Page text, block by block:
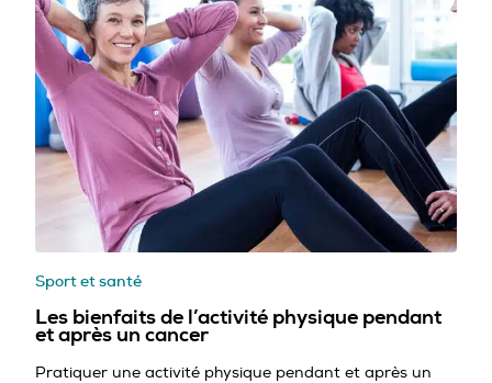
Sport et santé
Les bienfaits de l’activité physique pendant
et après un cancer
Pratiquer une activité physique pendant et après un